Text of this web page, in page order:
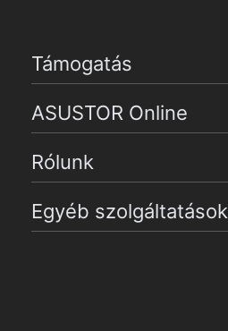
Támogatás
ASUSTOR Online
Rólunk
Egyéb szolgáltatások